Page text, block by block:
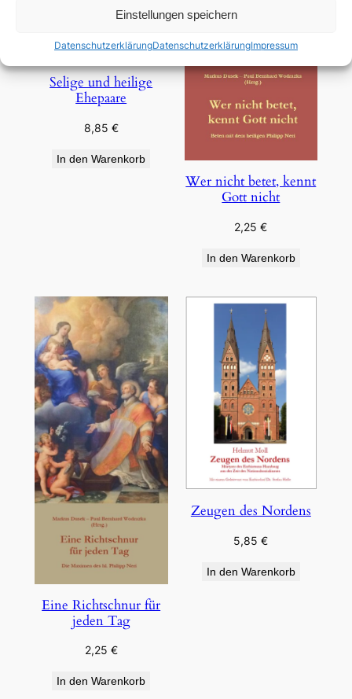
Einstellungen speichern
DatenschutzerklärungDatenschutzerklärungImpressum
Selige und heilige
Ehepaare
8,85 €
In den Warenkorb
Wer nicht betet, kennt
Gott nicht
2,25€
In den Warenkorb
Eine Richtschnur für
jeden Tag
2,25 €
In den Warenkorb
Zeugen des Nordens
5,85€
In den Warenkorb